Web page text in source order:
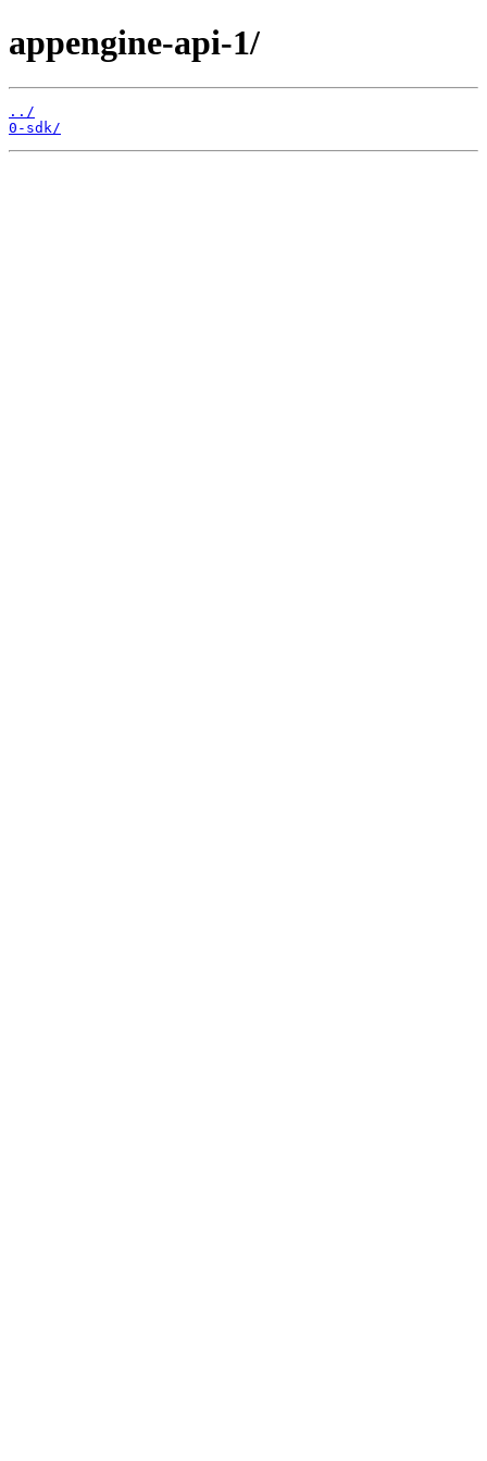
appengine-api-1/
../
0-sdk/